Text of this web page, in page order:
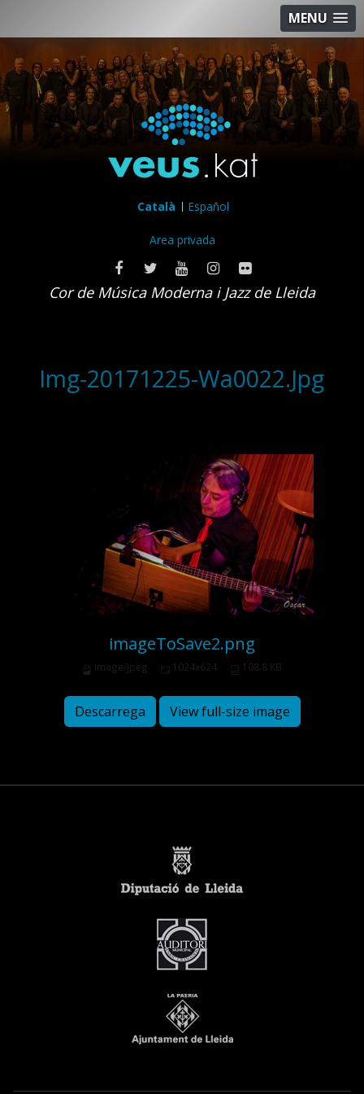
MENU
Català Español
Area privada
Cor de Música Moderna i Jazz de Lleida
Img-20171225-Wa0022.Jpg
imageToSave2.png
image/jpeg 1024x624 108.8 KB
Descarrega View full-size image